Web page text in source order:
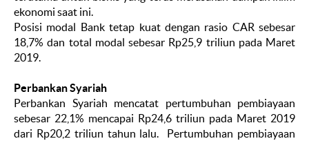
ekonomi saat ini.
Posisi modal Bank tetap kuat dengan rasio CAR sebesar
18,7% dan total modal sebesar Rp25,9 triliun pada Maret
2019.
Perbankan Syariah
Perbankan Syariah mencatat pertumbuhan pembiayaan
sebesar 22,1% mencapai Rp24,6 triliun pada Maret 2019
dari Rp20,2 triliun tahun lalu. Pertumbuhan pembiayaan